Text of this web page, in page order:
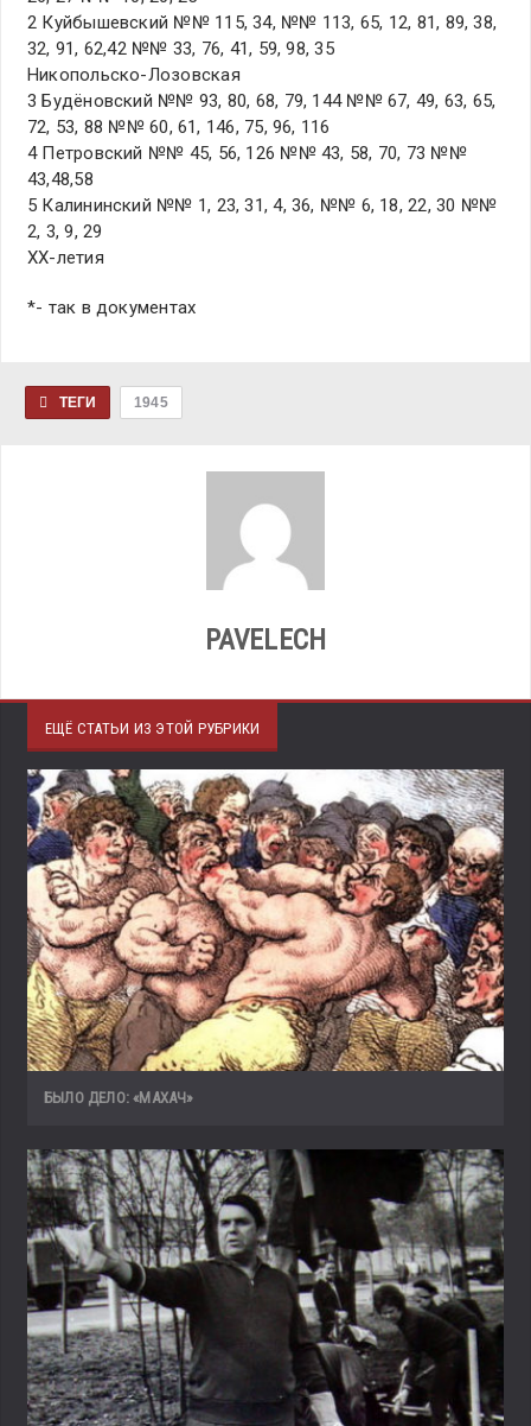
2 Куйбышевский №№ 115, 34, №№ 113, 65, 12, 81, 89, 38,
32, 91, 62,42 №№ 33, 76, 41, 59, 98, 35
Никопольско-Лозовская
3 Будёновский №№ 93, 80, 68, 79, 144 №№ 67, 49, 63, 65,
72, 53, 88 №№ 60, 61, 146, 75, 96, 116
4 Петровский №№ 45, 56, 126 №№ 43, 58, 70, 73 №№
43,48,58
5 Калининский №№ 1, 23, 31, 4, 36, №№ 6, 18, 22, 30 №№
2, 3, 9, 29
ХХ-летия
*- так в документах
ТЕГИ 1945
PAVELECH
ЕЩЁ СТАТЬИ ИЗ ЭТОЙ РУБРИКИ
БЫЛО ДЕЛО: «МАХАЧ»